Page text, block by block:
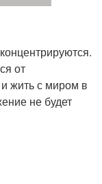
от
жить с миром в
не будет